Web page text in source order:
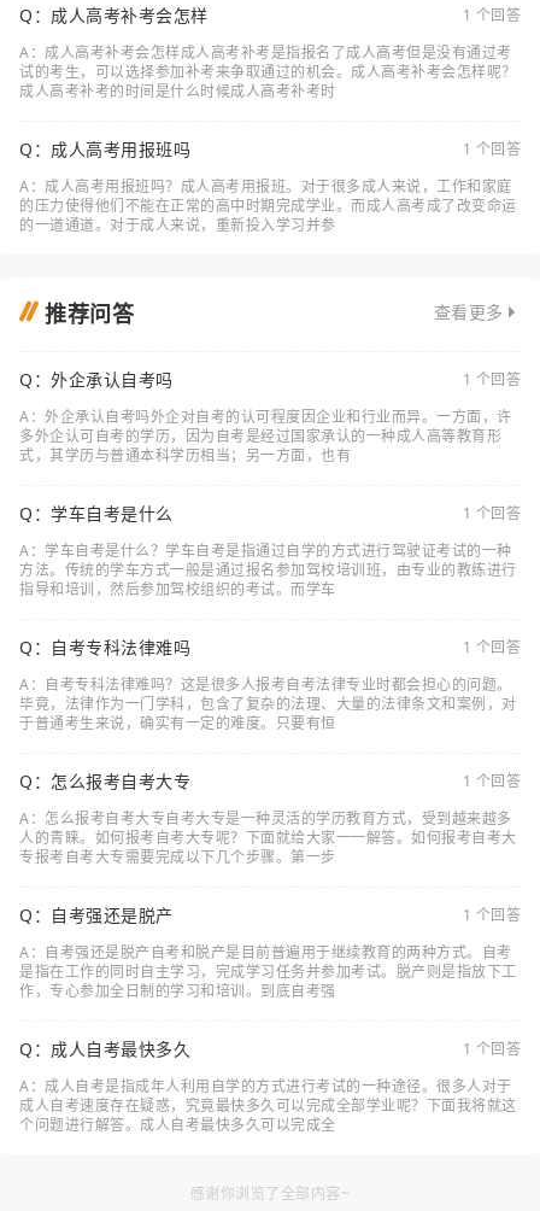
Q：成人高考补考会怎样
1 个回答
A：成人高考补考会怎样成人高考补考是指报名了成人高考但是没有通过考
试的考生，可以选择参加补考来争取通过的机会。成人高考补考会怎样呢？
成人高考补考的时间是什么时候成人高考补考时
Q：成人高考用报班吗
1 个回答
A：成人高考用报班吗？成人高考用报班。对于很多成人来说，工作和家庭
的压力使得他们不能在正常的高中时期完成学业。而成人高考成了改变命运
的一道通道。对于成人来说，重新投入学习并参
推荐问答 查看更多
Q：外企承认自考吗
1 个回答
A：外企承认自考吗外企对自考的认可程度因企业和行业而异。一方面，许
多外企认可自考的学历，因为自考是经过国家承认的一种成人高等教育形
式，其学历与普通本科学历相当；另一方面，也有
Q：学车自考是什么
1 个回答
A：学车自考是什么？学车自考是指通过自学的方式进行驾驶证考试的一种
方法。传统的学车方式一般是通过报名参加驾校培训班，由专业的教练进行
指导和培训，然后参加驾校组织的考试。而学车
Q：自考专科法律难吗
1 个回答
A：自考专科法律难吗？这是很多人报考自考法律专业时都会担心的问题。
毕竟，法律作为一门学科，包含了复杂的法理、大量的法律条文和案例，对
于普通考生来说，确实有一定的难度。只要有恒
Q：怎么报考自考大专
1 个回答
A：怎么报考自考大专自考大专是一种灵活的学历教育方式，受到越来越多
人的青睐。如何报考自考大专呢？下面就给大家一一解答。如何报考自考大
专报考自考大专需要完成以下几个步骤。第一步
Q：自考强还是脱产
1 个回答
A：自考强还是脱产自考和脱产是目前普遍用于继续教育的两种方式。自考
是指在工作的同时自主学习，完成学习任务并参加考试。脱产则是指放下工
作，专心参加全日制的学习和培训。到底自考强
Q：成人自考最快多久
1 个回答
A：成人自考是指成年人利用自学的方式进行考试的一种途径。很多人对于
成人自考速度存在疑惑，究竟最快多久可以完成全部学业呢？下面我将就这
个问题进行解答。成人自考最快多久可以完成全
感谢你浏览了全部内容~